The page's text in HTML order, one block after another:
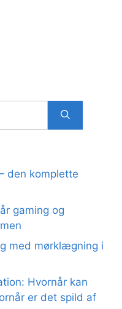
den komplette
gaming og
med mørklægning i
Hvornår kan
er det spild af